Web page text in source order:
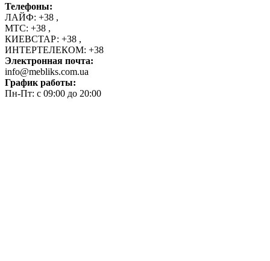
Телефоны:
ЛАЙФ: +38 ,
МТС: +38 ,
КИЕВСТАР: +38 ,
ИНТЕРТЕЛЕКОМ: +38
Электронная почта:
info@mebliks.com.ua
График работы:
Пн-Пт: с 09:00 до 20:00